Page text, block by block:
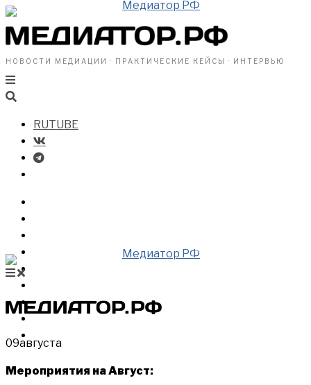
НОВОСТИ МЕДИАЦИИ · ПРАКТИЧЕСКИЕ КЕЙСЫ · ИНТЕРВЬЮ
RUTUBE
ВИДЕО
09августа
Мероприятия на Август: